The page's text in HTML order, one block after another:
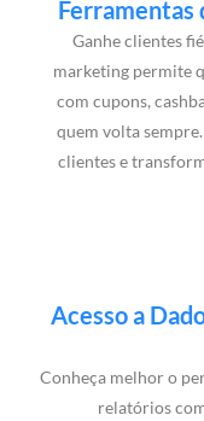
Ferramentas
Ganhe clientes
marketing permite
com cupons,
quem volta
clientes e
Acesso a
Conheça melhor o
relatórios